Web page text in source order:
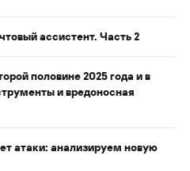
ассистент. Часть 2
половине 2025 года и в
и вредоносная
атаки: анализируем новую